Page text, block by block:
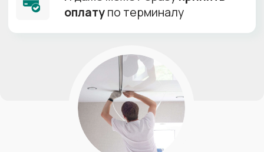
Тянется до 6м
+
до 5.8 м
10 лет
TEQTUM Гарантия
МЧС